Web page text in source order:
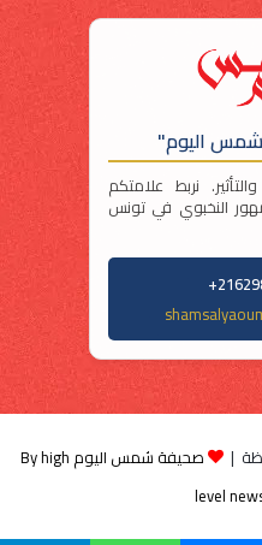
اليوم"
نربط علامتكم
النخبوي في تونس
صحيفة شمس اليوم By high
level